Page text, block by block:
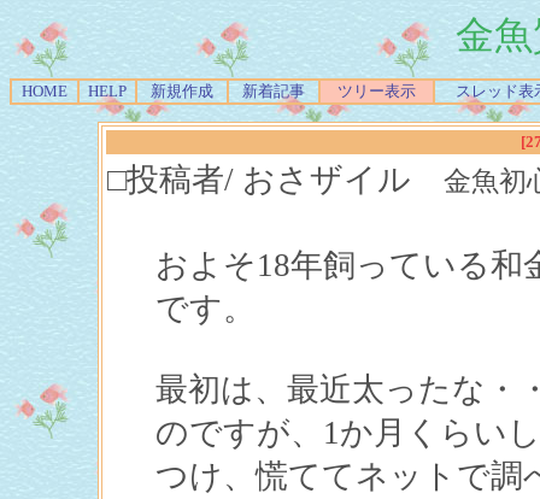
金
HOME HELP 新規作成 新着記事 ツリー表示 スレッド表
□投稿者/ おさザイル 金魚初
およそ18年飼っている
です。
最初は、最近太ったな・
のですが、1か月くらい
つけ、慌ててネットで調